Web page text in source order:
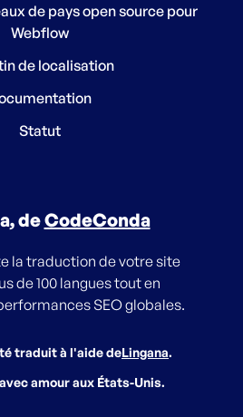
de pays open source pour
Webflow
de localisation
Statut
deCodeConda
la traduction de votre site
de 100 langues tout en
SEO globales.
traduit à l'aide deLingana.
amour aux États-Unis.